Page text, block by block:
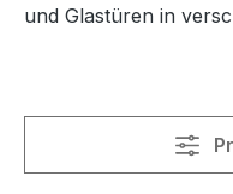
und Glastüren in